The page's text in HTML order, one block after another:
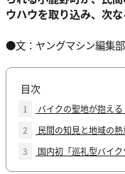
ウハウを取り込み、次
●文：ヤングマシン編集
目次
1
バイクの聖地が抱え
2
民間の知見と地域の
3
国内初「巡礼型バイ